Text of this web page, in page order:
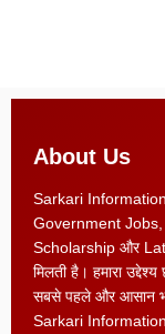
About Us
Sarkari Information
Government
Scholarship और
मिलती है। हमारा
सबसे पहले और आसान
Sarkari